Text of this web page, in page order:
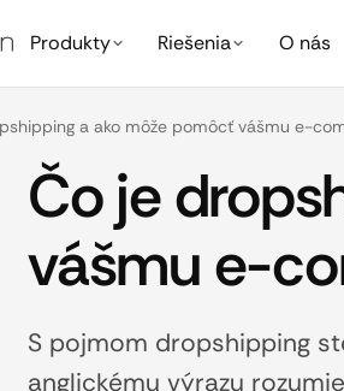
Produkty Riešenia O nás
a ako môže pomôcť vášmu e-
Čo je
vášmu e-
S pojmom dropshipping
anglickému výrazu